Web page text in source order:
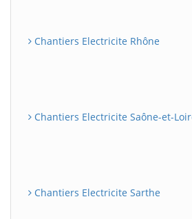
Chantiers Electricite Rhône
Chantiers Electricite Saône-et-
Chantiers Electricite Sarthe